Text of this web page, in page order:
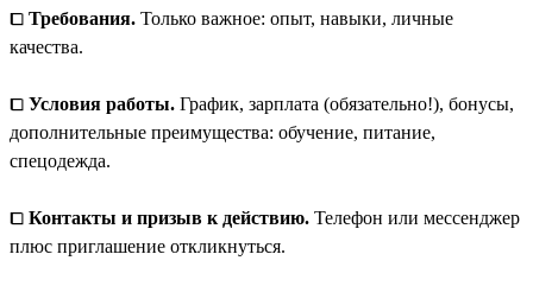
⧠ Требования. Только важное: опыт, навыки, личные
качества.
⧠ Условия работы. График, зарплата (обязательно!), бонусы,
дополнительные преимущества: обучение, питание,
спецодежда.
⧠ Контакты и призыв к действию. Телефон или мессенджер
плюс приглашение откликнуться.